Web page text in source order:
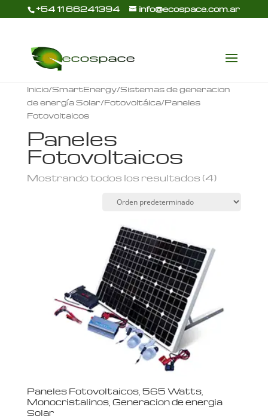
+54 11 66241394 info@ecospace.com.ar
Inicio/SmartEnergy/Sistemas de generacion
de energía Solar/Fotovoltáica/ Paneles
Fotovoltaicos
Paneles
Fotovoltaicos
Mostrando todos los resultados (4)
Paneles Fotovoltaicos, 565 Watts,
Monocristalinos, Generacion de energia
Solar